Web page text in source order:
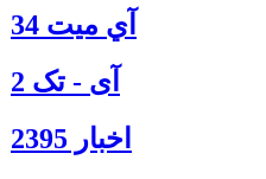
آي ميت 34
آی - تک 2
اخبار 2395